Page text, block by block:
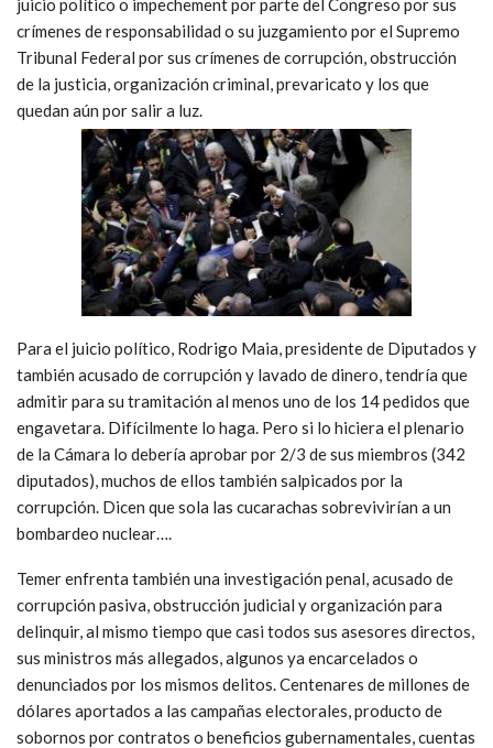
crímenes de responsabilidad o su juzgamiento por el Supremo
Tribunal Federal por sus crímenes de corrupción, obstrucción
de la justicia, organización criminal, prevaricato y los que
quedan aún por salir a luz.
Para el juicio político, Rodrigo Maia, presidente de Diputados y
también acusado de corrupción y lavado de dinero, tendría que
admitir para su tramitación al menos uno de los 14 pedidos que
engavetara. Difícilmente lo haga. Pero si lo hiciera el plenario
de la Cámara lo debería aprobar por 2/3 de sus miembros (342
diputados), muchos de ellos también salpicados por la
corrupción. Dicen que sola las cucarachas sobrevivirían a un
bombardeo nuclear….
Temer enfrenta también una investigación penal, acusado de
corrupción pasiva, obstrucción judicial y organización para
delinquir, al mismo tiempo que casi todos sus asesores directos,
sus ministros más allegados, algunos ya encarcelados o
denunciados por los mismos delitos. Centenares de millones de
dólares aportados a las campañas electorales, producto de
sobornos por contratos o beneficios gubernamentales, cuentas